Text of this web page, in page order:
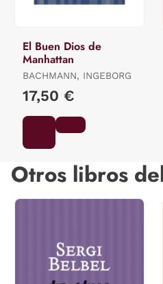
El Buen Dios de
Manhattan
BACHMANN, INGEBORG
17,50 €
Otros libros